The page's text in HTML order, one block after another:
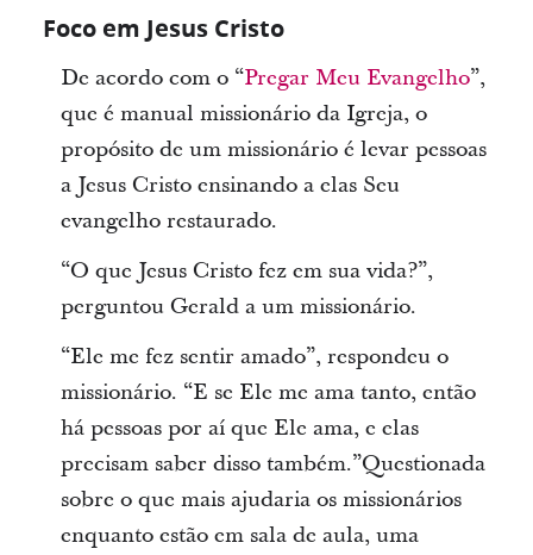
Foco em Jesus Cristo
De acordo com o “Pregar Meu Evangelho”,
que é manual missionário da Igreja, o
propósito de um missionário é levar pessoas
a Jesus Cristo ensinando a elas Seu
evangelho restaurado.
“O que Jesus Cristo fez em sua vida?”,
perguntou Gerald a um missionário.
“Ele me fez sentir amado”, respondeu o
missionário. “E se Ele me ama tanto, então
há pessoas por aí que Ele ama, e elas
precisam saber disso também.”Questionada
sobre o que mais ajudaria os missionários
enquanto estão em sala de aula, uma